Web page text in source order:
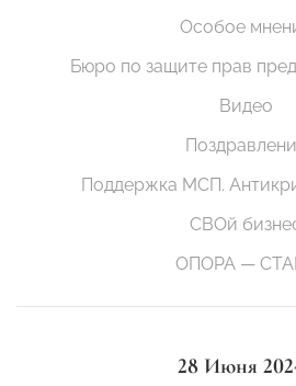
Особое
Бюро по защите прав
Видео
Поддержка МСП.
СВОй
ОПОРА —
28 Июня